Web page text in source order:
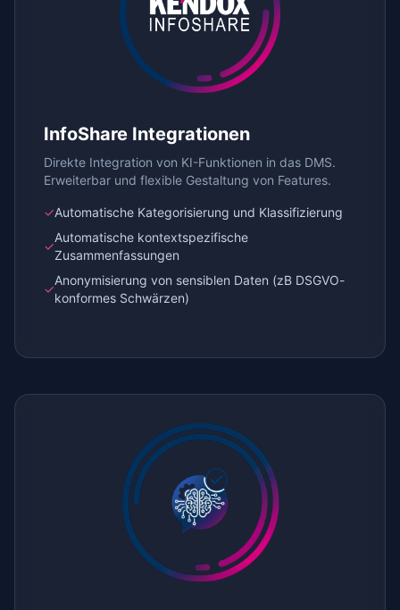
InfoShare Integrationen
Direkte Integration von KI-Funktionen in das DMS.
Erweiterbar und flexible Gestaltung von Features.
✓Automatische Kategorisierung und Klassifizierung
✓
Automatische kontextspezifische
Zusammenfassungen
✓
Anonymisierung von sensiblen Daten (zB DSGVO-
konformes Schwärzen)